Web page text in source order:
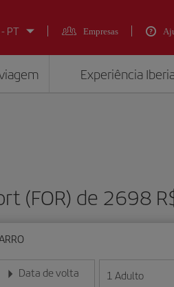
PT
Empresas
Experiência
(FOR) de 2698
dia/mês/ano
Data de volta
Insira a data no formato dia/mês/ano
1 Adulto